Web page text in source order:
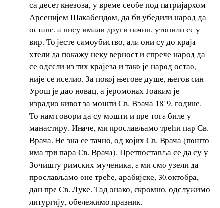
са десет кнезова, у време сеобе под патријархом
Арсенијем Шакабендом, да би убедили народ да
остане, а нису имали други начин, утопили се у
вир. То јесте самоубиство, али они су до краја
хтели да покажу неку верност и спрече народ да
се одсели из тих крајева и тако је народ остао,
није се иселио. За покој његове душе, његов син
Урош је дао новац, а јеромонах Јоаким је
израдио кивот за мошти Св. Врача 1819. године.
То нам говори да су мошти и пре тога биле у
манастиру. Иначе, ми прослављамо трећи пар Св.
Врача. Не зна се тачно, од којих Св. Врача (пошто
има три пара Св. Врача). Претпоставља се да су у
Зочишту римских мученика, а ми смо узели да
прослављамо оне треће, арабијске, 30.октобра,
дан пре Св. Луке. Тад онако, скромно, одслужимо
литургију, обележимо празник.